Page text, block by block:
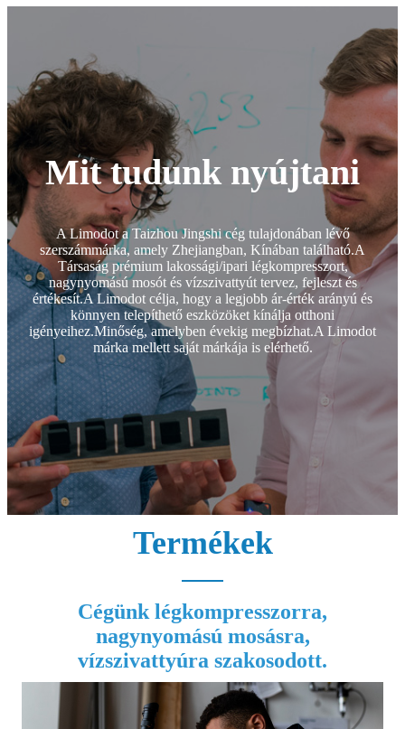
Mit tudunk nyújtani
A Limodot a Taizhou Jingshi cég tulajdonában lévő
szerszámmárka, amely Zhejiangban, Kínában található.A
Társaság prémium lakossági/ipari légkompresszort,
nagynyomású mosót és vízszivattyút tervez, fejleszt és
értékesít.A Limodot célja, hogy a legjobb ár-érték arányú és
könnyen telepíthető eszközöket kínálja otthoni
igényeihez.Minőség, amelyben évekig megbízhat.A Limodot
márka mellett saját márkája is elérhető.
Termékek
Cégünk légkompresszorra,
nagynyomású mosásra,
vízszivattyúra szakosodott.